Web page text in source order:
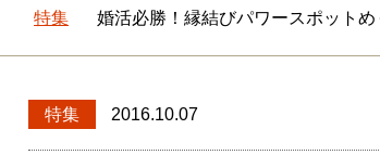
DEEokinawaトップ
特集 婚活必勝！縁結びパワースポットめ
特集 2016.10.07